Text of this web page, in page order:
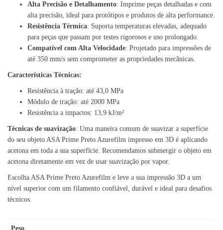
Alta Precisão e Detalhamento: Imprime peças detalhadas e com
alta precisão, ideal para protótipos e produtos de alta performance.
Resistência Térmica: Suporta temperaturas elevadas, adequado
para peças que passam por testes rigorosos e uso prolongado.
Compatível com Alta Velocidade: Projetado para impressões de
até 350 mm/s sem comprometer as propriedades mecânicas.
Características Técnicas:
Resistência à tração: até 43,0 MPa
Módulo de tração: até 2000 MPa
Resistência a impactos: 13,9 kJ/m²
Técnicas de suavização: Uma maneira comum de suavizar a superfície
do seu objeto ASA Prime Preto Azurefilm impresso em 3D é aplicando
acetona em toda a sua superfície. Recomendamos submergir o objeto em
acetona diretamente em vez de usar suavização por vapor.
Escolha ASA Prime Preto Azurefilm e leve a sua impressão 3D a um
nível superior com um filamento confiável, durável e ideal para desafios
técnicos.
Peso